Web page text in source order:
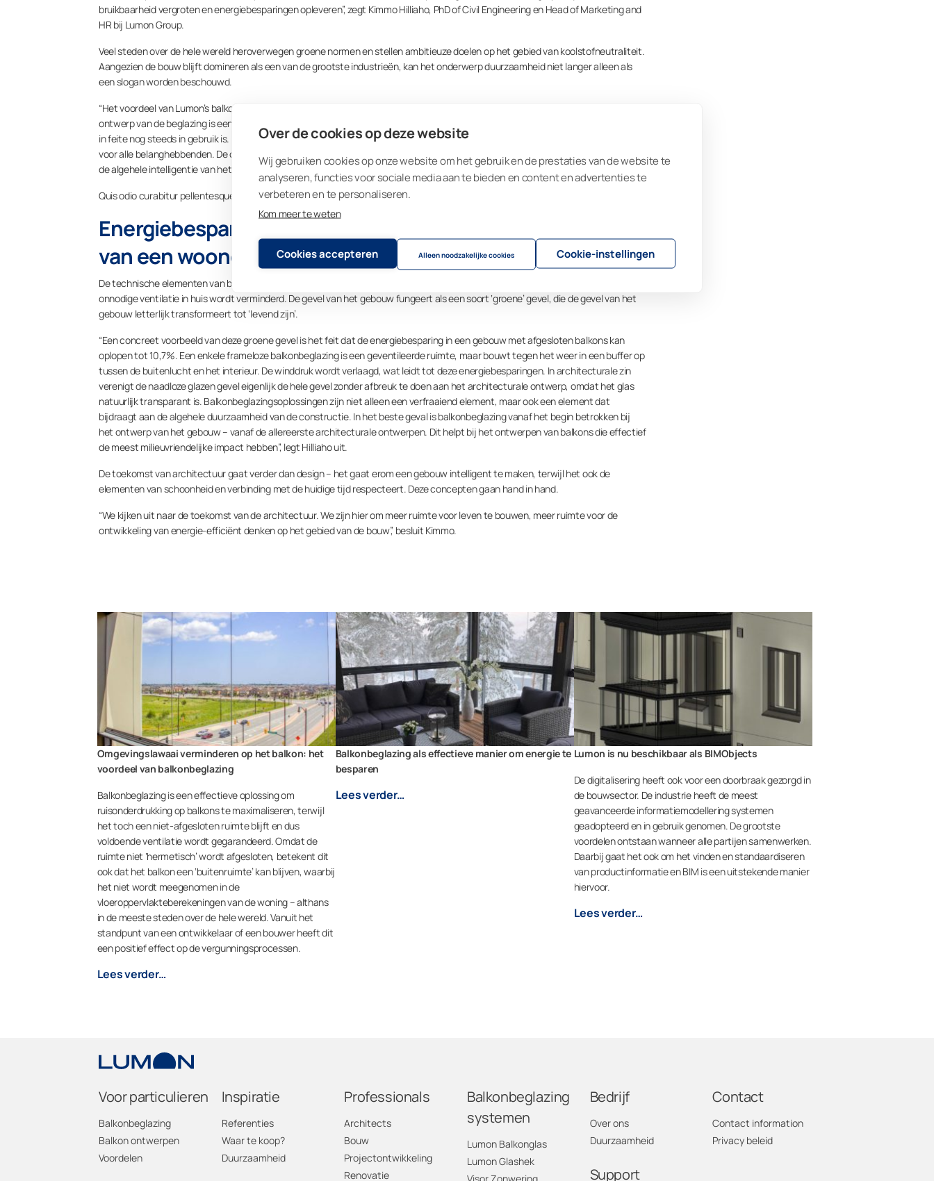
Over de cookies op deze website
Wij gebruiken cookies op onze website om het gebruik en de prestaties van de website te
analyseren, functies voor sociale media aan te bieden en content en advertenties te
verbeteren en te personaliseren.
Kom meer te weten
Cookies accepteren Alleen noodzakelijke cookies Cookie-instellingen
bruikbaarheid vergroten en energiebesparingen opleveren”, zegt Kimmo Hilliaho, PhD of Civil Engineering en Head of Marketing and
HR bij Lumon Group.
Veel steden over de hele wereld heroverwegen groene normen en stellen ambitieuze doelen op het gebied van koolstofneutraliteit.
Aangezien de bouw blijft domineren als een van de grootste industrieën, kan het onderwerp duurzaamheid niet langer alleen als
een slogan worden beschouwd.
“Het voordeel van Lumon’s balkon- en terrasbeglazing is dat het zowel esthetische als duurzaamheidselementen biedt. Het
ontwerp van de beglazing is een doorlopend project sinds het jaar 1990, toen we ons eerste beglazingssysteem installeerden. Die
in feite nog steeds in gebruik is. Het is belangrijk voor ons dat de beglazing op alle mogelijke manieren het voordeel maximaliseert –
voor alle belanghebbenden. De combinatie van duurzaamheid en esthetische architecturale elementen draagt uiteindelijk bij aan
de algehele intelligentie van het gebouw”, vervolgt Kimmo.
Quis odio curabitur pellentesque lectus sed mauris. Viverra cursus sit purus senectus turpis hac dignissim arcu.
Energiebesparingen voor het totale verwarmingsverbruik
van een woongebouw kunnen oplopen tot 10,7%
De technische elementen van balkonbeglazing zorgen ervoor dat de daarmee gecreëerde bufferzone de wind blokkeert, waardoor
onnodige ventilatie in huis wordt verminderd. De gevel van het gebouw fungeert als een soort ‘groene’ gevel, die de gevel van het
gebouw letterlijk transformeert tot ‘levend zijn’.
“Een concreet voorbeeld van deze groene gevel is het feit dat de energiebesparing in een gebouw met afgesloten balkons kan
oplopen tot 10,7%. Een enkele frameloze balkonbeglazing is een geventileerde ruimte, maar bouwt tegen het weer in een buffer op
tussen de buitenlucht en het interieur. De winddruk wordt verlaagd, wat leidt tot deze energiebesparingen. In architecturale zin
verenigt de naadloze glazen gevel eigenlijk de hele gevel zonder afbreuk te doen aan het architecturale ontwerp, omdat het glas
natuurlijk transparant is. Balkonbeglazingsoplossingen zijn niet alleen een verfraaiend element, maar ook een element dat
bijdraagt aan de algehele duurzaamheid van de constructie. In het beste geval is balkonbeglazing vanaf het begin betrokken bij
het ontwerp van het gebouw – vanaf de allereerste architecturale ontwerpen. Dit helpt bij het ontwerpen van balkons die effectief
de meest milieuvriendelijke impact hebben”, legt Hilliaho uit.
De toekomst van architectuur gaat verder dan design – het gaat erom een gebouw intelligent te maken, terwijl het ook de
elementen van schoonheid en verbinding met de huidige tijd respecteert. Deze concepten gaan hand in hand.
“We kijken uit naar de toekomst van de architectuur. We zijn hier om meer ruimte voor leven te bouwen, meer ruimte voor de
ontwikkeling van energie-efficiënt denken op het gebied van de bouw”, besluit Kimmo.
Omgevingslawaai verminderen op het balkon: het
voordeel van balkonbeglazing
Balkonbeglazing is een effectieve oplossing om
ruisonderdrukking op balkons te maximaliseren, terwijl
het toch een niet-afgesloten ruimte blijft en dus
voldoende ventilatie wordt gegarandeerd. Omdat de
ruimte niet ‘hermetisch’ wordt afgesloten, betekent dit
ook dat het balkon een ‘buitenruimte’ kan blijven, waarbij
het niet wordt meegenomen in de
vloeroppervlakteberekeningen van de woning – althans
in de meeste steden over de hele wereld. Vanuit het
standpunt van een ontwikkelaar of een bouwer heeft dit
een positief effect op de vergunningsprocessen.
Lees verder…
Balkonbeglazing als effectieve manier om energie te
besparen
Lees verder…
Lumon is nu beschikbaar als BIMObjects
De digitalisering heeft ook voor een doorbraak gezorgd in
de bouwsector. De industrie heeft de meest
geavanceerde informatiemodellering systemen
geadopteerd en in gebruik genomen. De grootste
voordelen ontstaan wanneer alle partijen samenwerken.
Daarbij gaat het ook om het vinden en standaardiseren
van productinformatie en BIM is een uitstekende manier
hiervoor.
Lees verder…
Voor particulieren
Balkonbeglazing
Balkon ontwerpen
Voordelen
Inspiratie
Referenties
Waar te koop?
Duurzaamheid
Professionals
Architects
Bouw
Projectontwikkeling
Renovatie
Balkonbeglazing
systemen
Lumon Balkonglas
Lumon Glashek
Bedrijf
Over ons
Duurzaamheid
Support
Contact
Contact information
Privacy beleid